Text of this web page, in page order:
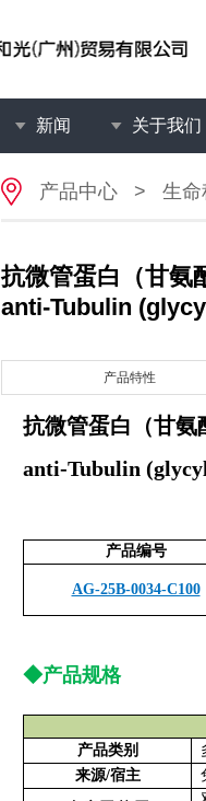
新闻 关于我们
产品中心 > 生命
抗微管蛋白（甘氨
anti-Tubulin
产品特性
抗微管蛋白（甘氨
anti-Tubulin
产品编号
AG-25B-0034-C100
◆产品规格
产品类别
来源/宿主